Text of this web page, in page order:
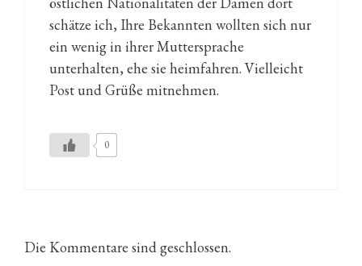
schätze ich, Ihre Bekannten wollten sich nur
ein wenig in ihrer Muttersprache
unterhalten, ehe sie heimfahren. Vielleicht
Post und Grüße mitnehmen.
0
Die Kommentare sind geschlossen.